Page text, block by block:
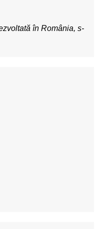
în România, s-